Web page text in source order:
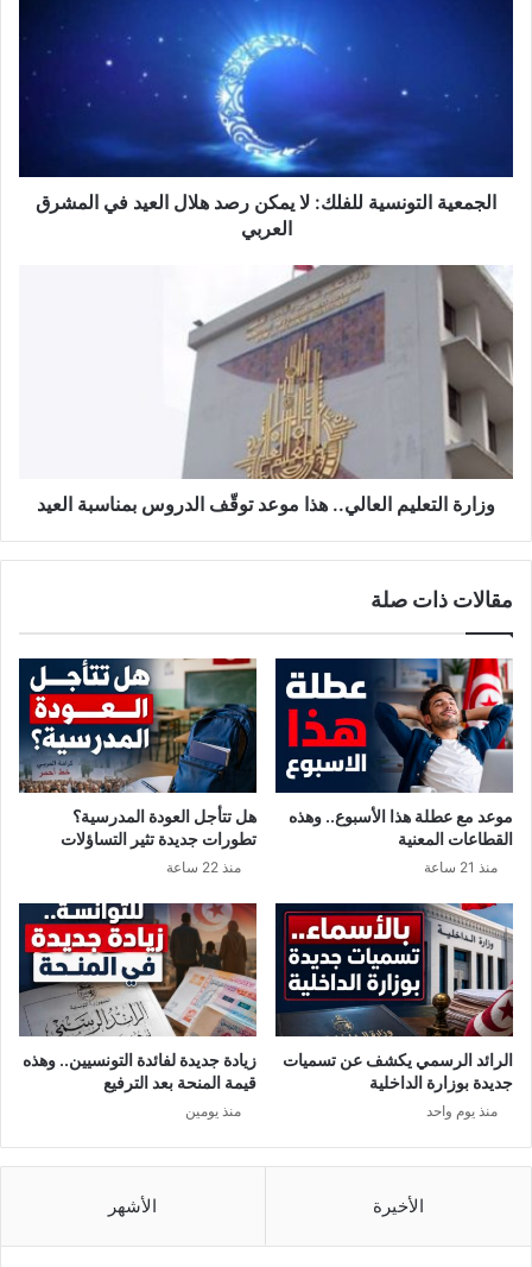
رصد
في
المشرق
الجمعية التونسية للفلك: لا يمكن رصد هلال العيد في المشرق
العربي
وزارة
التعليم
العالي..
هذا
موعد
توقّف
الدروس
بمناسبة
العيد
وزارة التعليم العالي.. هذا موعد توقّف الدروس بمناسبة العيد
مقالات ذات صلة
موعد مع عطلة هذا الأسبوع.. وهذه
القطاعات المعنية
منذ 21 ساعة
هل تتأجل العودة المدرسية؟
تطورات جديدة تثير التساؤلات
منذ 22 ساعة
الرائد الرسمي يكشف عن تسميات
جديدة بوزارة الداخلية
منذ يوم واحد
زيادة جديدة لفائدة التونسيين.. وهذه
قيمة المنحة بعد الترفيع
منذ يومين
الأخيرة الأشهر